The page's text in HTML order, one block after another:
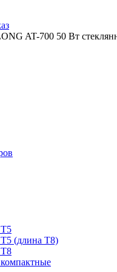
AT-700 50 Вт
(длина T8)